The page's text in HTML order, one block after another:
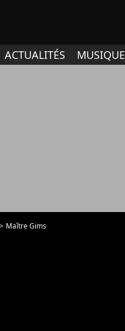
ACTUALITÉS MUSIQUE
Maître Gims